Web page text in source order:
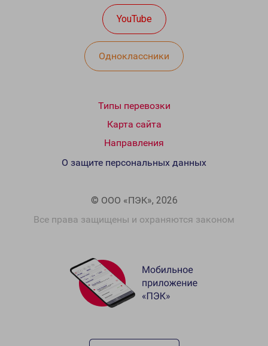
YouTube
Одноклассники
Типы перевозки
Карта сайта
Направления
© ООО «ПЭК», 2026
Все права защищены и охраняются законом
О защите персональных данных